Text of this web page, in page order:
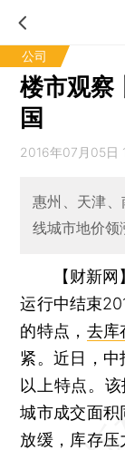
公司
楼市观察
国
2016年07月05日
惠州、天津
线城市地价领
【财新
运行中结束
的特点， 去库
紧。近日，
以上特点。
城市成交面
放缓，库存